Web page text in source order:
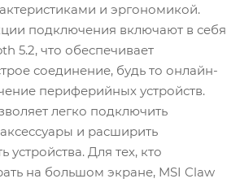
и эргономикой.
подключения включают в себя
5.2, что обеспечивает
соединение, будь то онлайн-
периферийных устройств.
легко подключить
и расширить
устройства. Для тех, кто
на большом экране, MSI Claw